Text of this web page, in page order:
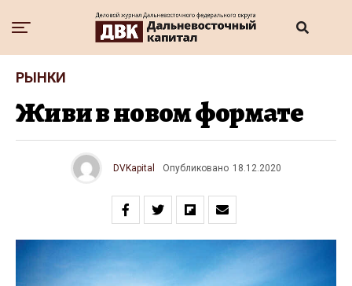
РЫНКИ
Живи в новом формате
DVKapital Опубликовано 18.12.2020